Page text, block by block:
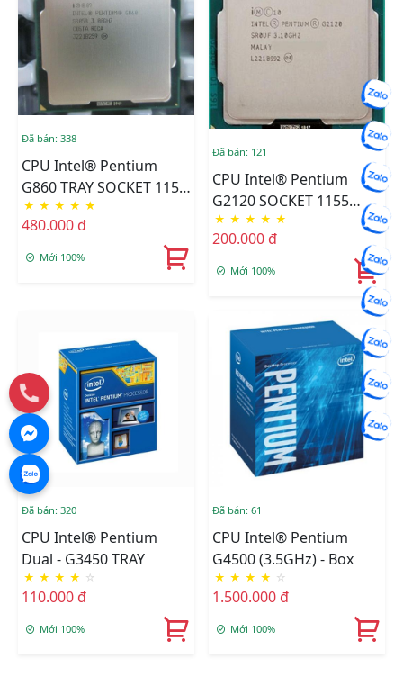
Đã bán: 338
CPU Intel® Pentium
G860 TRAY SOCKET 1155
FAN I3
★ ★ ★ ★ ★
480.000 đ
Mới 100%
Đã bán: 121
CPU Intel® Pentium
G2120 SOCKET 1155
TRAY FAN I3
★ ★ ★ ★ ★
200.000 đ
Mới 100%
Đã bán: 320
CPU Intel® Pentium
Dual - G3450 TRAY
★ ★ ★ ★ ☆
110.000 đ
Mới 100%
Đã bán: 61
CPU Intel® Pentium
G4500 (3.5GHz) - Box
★ ★ ★ ★ ☆
1.500.000 đ
Mới 100%